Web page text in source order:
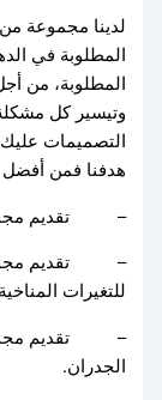
لدينا مجموعة
المطلوبة في
المطلوبة، من
وتيسير كل
التصميمات عليك
هدفنا فمن أفضل
– تقديم
– تقديم
للتغيرات
– تقديم
الجدران.